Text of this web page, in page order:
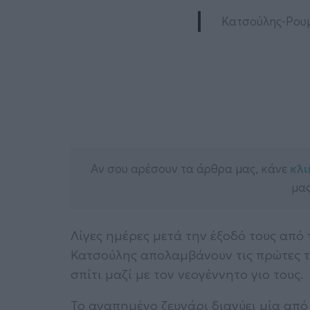
Κατσούλης-
Αν σου αρέσουν τα άρθρα μας, κάνε
Λίγες ημέρες μετά την έξοδό τους από
Κατσούλης απολαμβάνουν τις πρώτες
σπίτι μαζί με τον νεογέννητο γιο τους.
Το αγαπημένο ζευγάρι διανύει μία